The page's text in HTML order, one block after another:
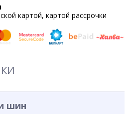
картой, картой рассрочки
шин